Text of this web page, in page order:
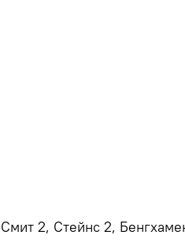
2, Стейнс 2,